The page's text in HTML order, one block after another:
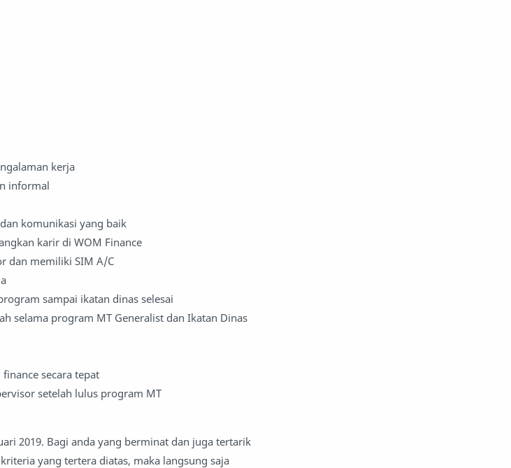
kerja
informal
komunikasi yang baik
karir di WOM Finance
dan memiliki SIM A/C
sampai ikatan dinas selesai
selama program MT Generalist dan Ikatan Dinas
secara tepat
setelah lulus program MT
2019. Bagi anda yang berminat dan juga tertarik
yang tertera diatas, maka langsung saja